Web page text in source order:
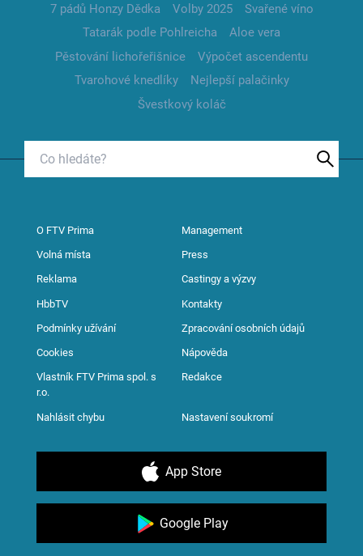
7 pádů Honzy Dědka
Volby 2025
Svařené víno
Tatarák podle Pohlreicha
Aloe vera
Pěstování lichořeřišnice
Výpočet ascendentu
Tvarohové knedlíky
Nejlepší palačinky
Švestkový koláč
O FTV Prima Management
Volná místa Press
Reklama Castingy a výzvy
HbbTV Kontakty
Podmínky užívání Zpracování osobních údajů
Cookies Nápověda
Vlastník FTV Prima spol. s
r.o.
Redakce
Nahlásit chybu Nastavení soukromí
App Store
Google Play